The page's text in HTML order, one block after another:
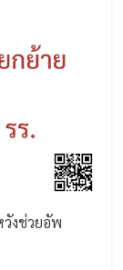
วังช่วยอัพ